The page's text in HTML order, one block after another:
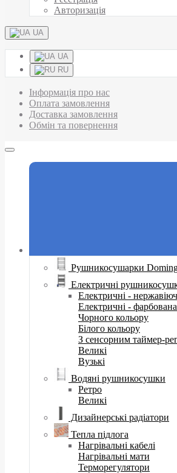
Авторизація
UA
UA
RU
Інформація про нас
Оплата замовлення
Доставка замовлення
Обмін та повернення
Рушникосушарки
Електричні
Електричні -
Електричні -
Чорного кольору
Білого кольору
З сенсорним таймер-
Великі
Вузькі
Водяні рушникосушки
Ретро
Великі
Дизайнерські радіатори
Тепла підлога
Нагрівальні кабелі
Нагрівальні мати
Терморегулятори